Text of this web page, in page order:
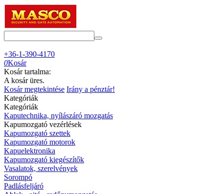
+36-1-390-4170
0Kosár
Kosár tartalma:
A kosár üres.
Kosár megtekintése Irány a pénztár!
Kategóriák
Kategóriák
Kaputechnika, nyílászáró mozgatás
Kapumozgató vezérlések
Kapumozgató szettek
Kapumozgató motorok
Kapuelektronika
Kapumozgató kiegészítők
Vasalatok, szerelvények
Sorompó
Padlásfeljáró